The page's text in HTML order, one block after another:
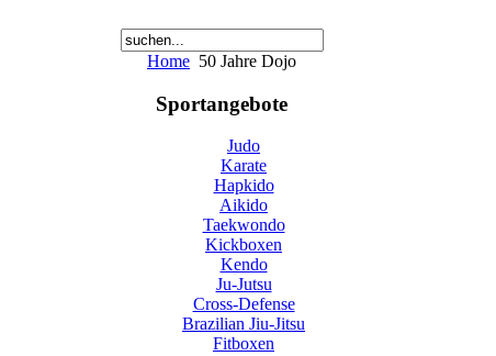
Home 50 Jahre Dojo
Sportangebote
Judo
Karate
Hapkido
Aikido
Taekwondo
Kickboxen
Kendo
Ju-Jutsu
Cross-Defense
Brazilian Jiu-Jitsu
Fitboxen